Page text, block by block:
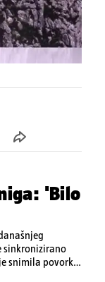
'Bilo
sinkronizirano
snimila povorku.